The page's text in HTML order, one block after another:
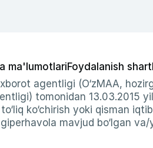
ma'lumotlariFoydalanish
agentligi (O‘zMAA,
tomonidan 13.03.2015
ko‘chirish yoki qisman
mavjud bo‘lgan